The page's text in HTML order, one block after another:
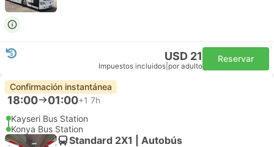
USD 21
Impuestos incluidos por adulto
Reservar
Confirmación instantánea
18:00 01:00+1 7h
Kayseri Bus Station
Konya Bus Station
Standard 2X1 | Autobús